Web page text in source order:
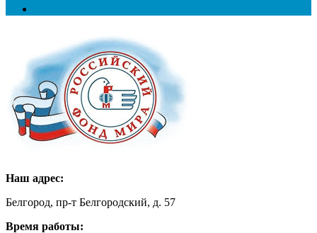
Наш адрес:
Белгород, пр-т Белгородский, д. 57
Время работы: